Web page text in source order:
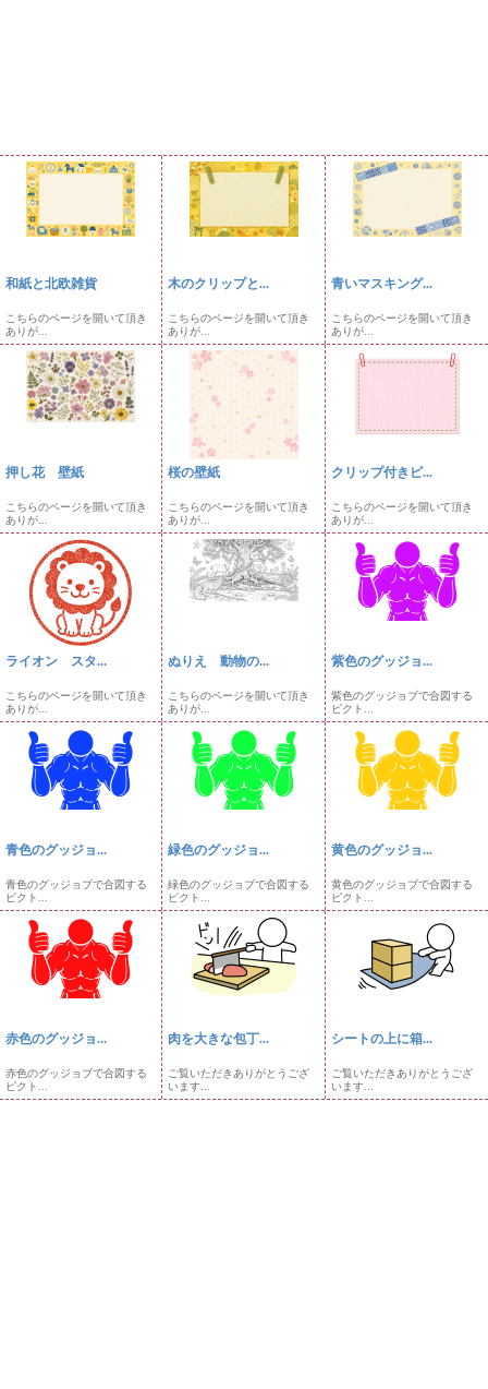
和紙と北欧雑貨
こちらのページを開いて頂き
ありが...
木のクリップと...
こちらのページを開いて頂き
ありが...
青いマスキング...
こちらのページを開いて頂き
ありが...
押し花 壁紙
こちらのページを開いて頂き
ありが...
桜の壁紙
こちらのページを開いて頂き
ありが...
クリップ付きピ...
こちらのページを開いて頂き
ありが...
ライオン スタ...
こちらのページを開いて頂き
ありが...
ぬりえ 動物の...
こちらのページを開いて頂き
ありが...
紫色のグッジョ...
紫色のグッジョブで合図する
ピクト...
青色のグッジョ...
青色のグッジョブで合図する
ピクト...
緑色のグッジョ...
緑色のグッジョブで合図する
ピクト...
黄色のグッジョ...
黄色のグッジョブで合図する
ピクト...
赤色のグッジョ...
赤色のグッジョブで合図する
ピクト...
肉を大きな包丁...
ご覧いただきありがとうござ
います...
シートの上に箱...
ご覧いただきありがとうござ
います...